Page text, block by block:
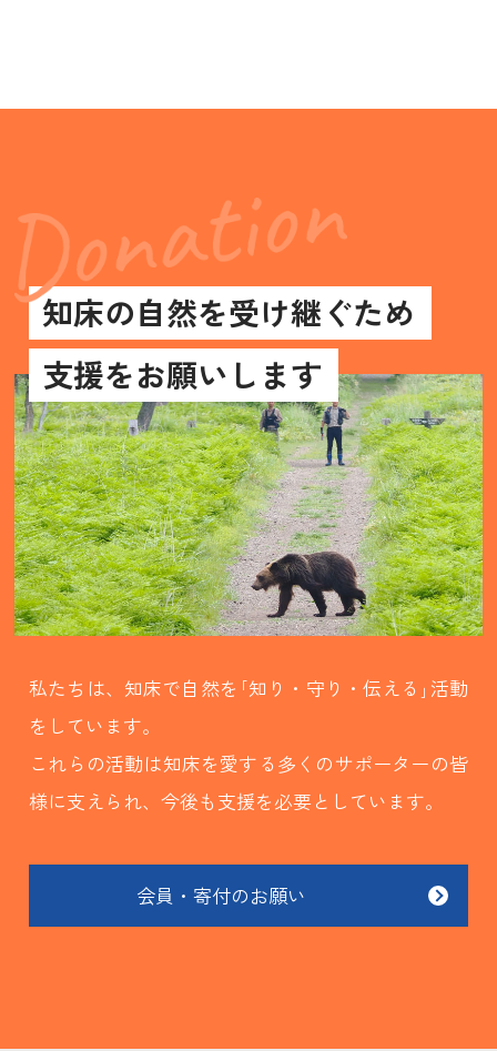
知床の自然を受け継ぐため
支援をお願いします
私たちは、知床で自然を｢知り・守り・伝える｣活動
をしています。
これらの活動は知床を愛する多くのサポーターの皆
様に支えられ、今後も支援を必要としています。
会員・寄付のお願い